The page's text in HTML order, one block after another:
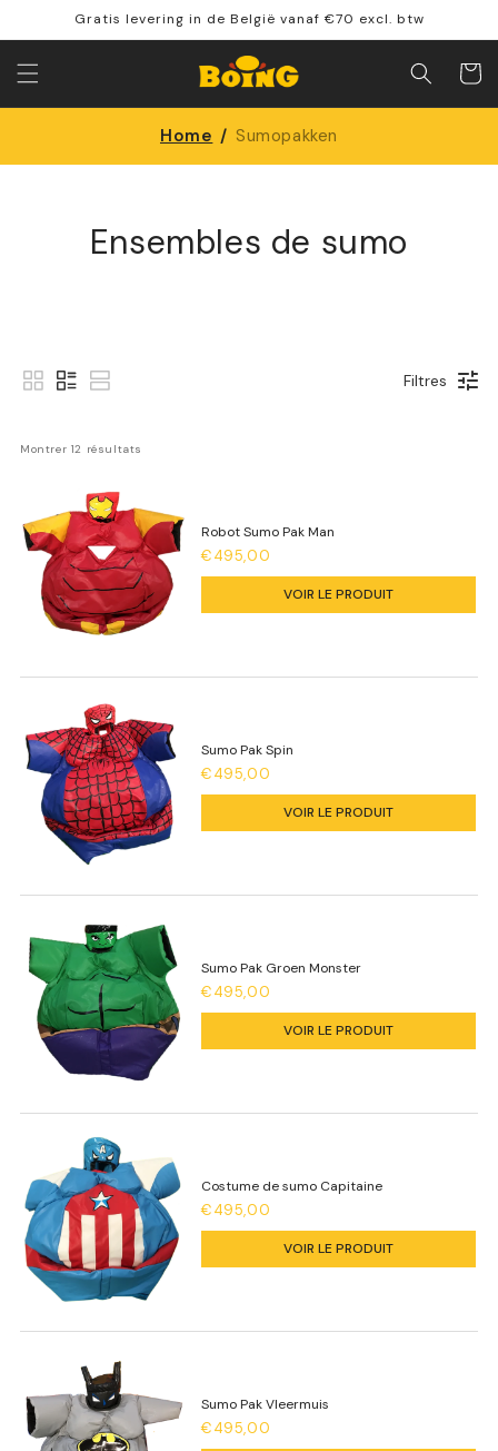
contenu
Gratis levering in de België vanaf €70 excl. btw
Panier
Home / Sumopakken
Ensembles de sumo
Filtres
Montrer 12 résultats
Robot Sumo Pak Man
€495,00
VOIR LE PRODUIT
Sumo Pak Spin
€495,00
VOIR LE PRODUIT
Sumo Pak Groen Monster
€495,00
VOIR LE PRODUIT
Costume de sumo Capitaine
€495,00
VOIR LE PRODUIT
Sumo Pak Vleermuis
€495,00